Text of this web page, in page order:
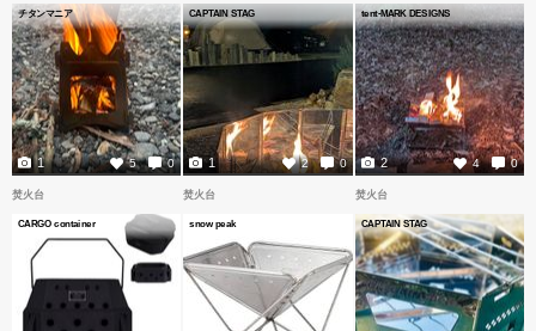
チタンマニア
5 0
1
CAPTAIN STAG
2 0
1
tent-MARK DESIGNS
4 0
2
焚火台
CARGO container
焚火台
snow peak
焚火台
CAPTAIN STAG